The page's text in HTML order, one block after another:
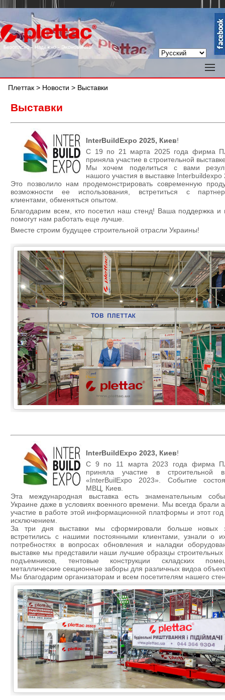
//
Плеттак > Новости > Выставки
Выставки
InterBuildExpo 2025, Киев!
С 19 по 21 марта 2025 года фирма
приняла участие в строительной
Мы хочем поделиться с вами
нашого участия в выставке Interbuildexpo
Это позволило нам продемонстрировать современную
возможности ее использования, встретиться с
клиентами, обменяться опытом.
Благодарим всем, кто посетил наш стенд! Ваша поддержка и
помогут нам работать еще лучше.
Вместе строим будущее строительной отрасли Украины!
InterBuildExpo 2023, Киев!
С 9 по 11 марта 2023 года фирма
приняла участие в строительной
«InterBuilExpo 2023». Событие
МВЦ, Киев.
Эта международная выставка есть знаменательным
Украине даже в условиях военного времени. Мы всегда брали
участие в работе этой информационной платформы и этот год
исключением.
За три дня выставки мы сформировали больше новых
встретились с нашими постоянными клиентами, узнали о
потребностях в вопросах обновления и наладки
выставке мы представили наши лучшие образцы строительных
подъемников, тентовые конструкции складских
металлические секционные заборы для различных видоа
Мы благодарим организаторам и всем посетителям нашего